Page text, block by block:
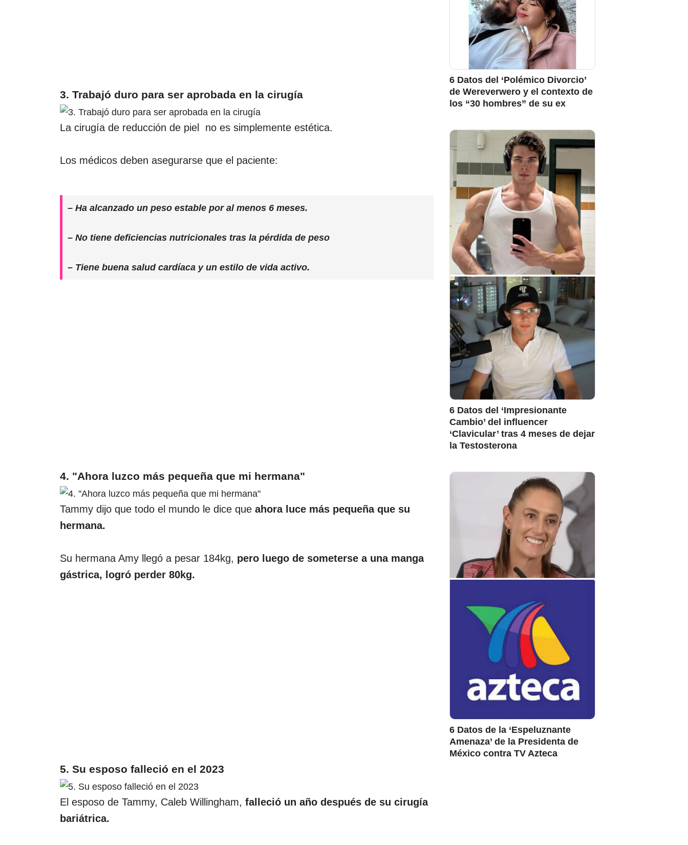
3. Trabajó duro para ser aprobada en la cirugía
La cirugía de reducción de piel no es simplemente estética.
Los médicos deben asegurarse que el paciente:
– Ha alcanzado un peso estable por al menos 6 meses.
– No tiene deficiencias nutricionales tras la pérdida de peso
– Tiene buena salud cardíaca y un estilo de vida activo.
4. "Ahora luzco más pequeña que mi hermana"
Tammy dijo que todo el mundo le dice que ahora luce más pequeña que su
hermana.
Su hermana Amy llegó a pesar 184kg, pero luego de someterse a una manga
gástrica, logró perder 80kg.
5. Su esposo falleció en el 2023
El esposo de Tammy, Caleb Willingham, falleció un año después de su cirugía
bariátrica.
6 Datos del ‘Polémico Divorcio’
de Wereverwero y el contexto de
los “30 hombres” de su ex
6 Datos del ‘Impresionante
Cambio’ del influencer
‘Clavicular’ tras 4 meses de dejar
la Testosterona
6 Datos de la ‘Espeluznante
Amenaza’ de la Presidenta de
México contra TV Azteca